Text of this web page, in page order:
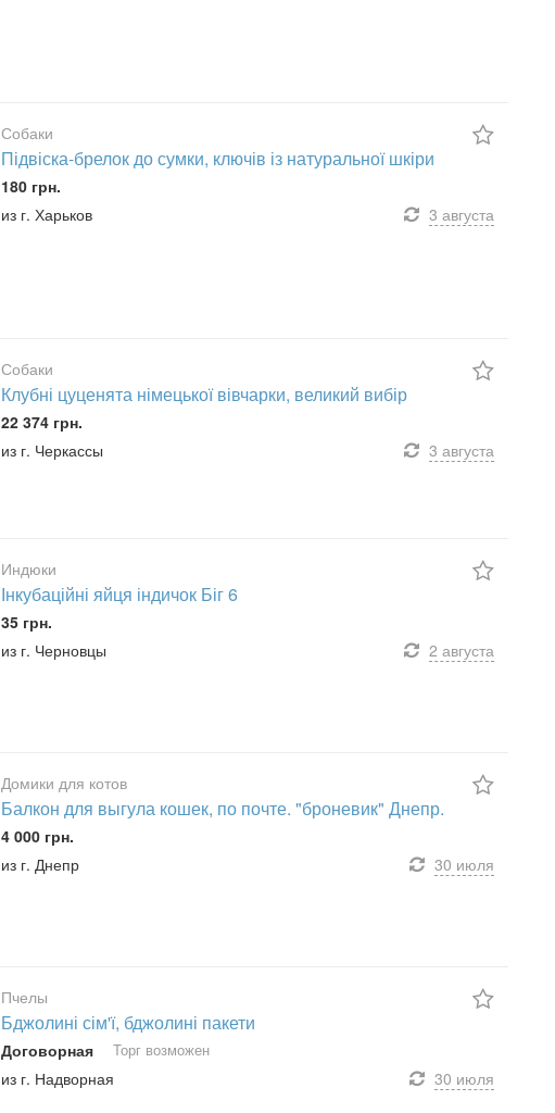
Собаки
Підвіска-брелок до сумки, ключів із натуральної шкіри
180 грн.
из г. Харьков
3 августа
Собаки
Клубні цуценята німецької вівчарки, великий вибір
22 374 грн.
из г. Черкассы
3 августа
Индюки
Інкубаційні яйця індичок Біг 6
35 грн.
из г. Черновцы
2 августа
Домики для котов
Балкон для выгула кошек, по почте. "броневик" Днепр.
4 000 грн.
из г. Днепр
30 июля
Пчелы
Бджолині сім'ї, бджолині пакети
Договорная Торг возможен
из г. Надворная 30 июля